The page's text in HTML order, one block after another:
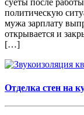
суеты после
политическую
мужа зарплату
открывается и
[…]
Отделка стен на